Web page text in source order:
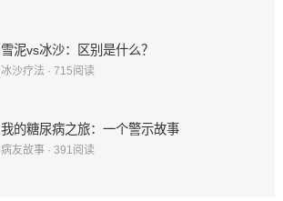
雪泥vs冰沙：区别是什么？
冰沙疗法 · 715阅读
我的糖尿病之旅：一个警示故事
病友故事· 391 阅读